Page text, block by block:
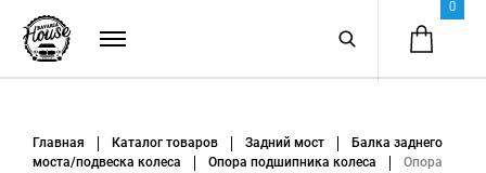
0
Главная Каталог товаров Задний мост
Балка заднего
моста/подвеска колеса
Опора подшипника колеса
Опора